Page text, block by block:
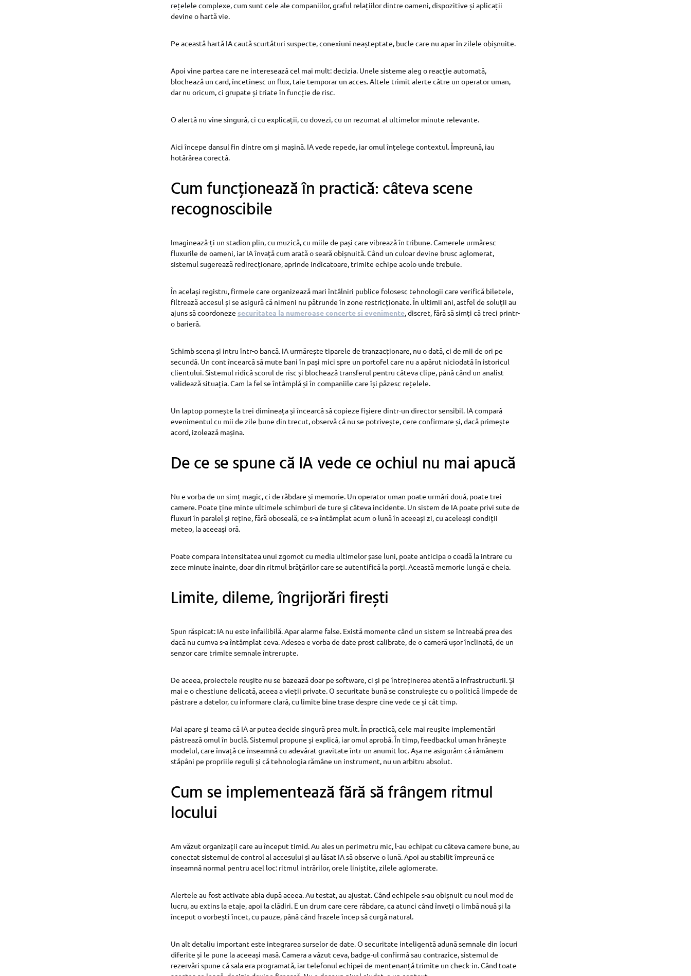
rețelele complexe, cum sunt cele ale companiilor, graful relațiilor dintre oameni, dispozitive și aplicații
devine o hartă vie.
Pe această hartă IA caută scurtături suspecte, conexiuni neașteptate, bucle care nu apar în zilele obișnuite.
Apoi vine partea care ne interesează cel mai mult: decizia. Unele sisteme aleg o reacție automată,
blochează un card, încetinesc un flux, taie temporar un acces. Altele trimit alerte către un operator uman,
dar nu oricum, ci grupate și triate în funcție de risc.
O alertă nu vine singură, ci cu explicații, cu dovezi, cu un rezumat al ultimelor minute relevante.
Aici începe dansul fin dintre om și mașină. IA vede repede, iar omul înțelege contextul. Împreună, iau
hotărârea corectă.
Cum funcționează în practică: câteva scene
recognoscibile
Imaginează-ți un stadion plin, cu muzică, cu miile de pași care vibrează în tribune. Camerele urmăresc
fluxurile de oameni, iar IA învață cum arată o seară obișnuită. Când un culoar devine brusc aglomerat,
sistemul sugerează redirecționare, aprinde indicatoare, trimite echipe acolo unde trebuie.
În același registru, firmele care organizează mari întâlniri publice folosesc tehnologii care verifică biletele,
filtrează accesul și se asigură că nimeni nu pătrunde în zone restricționate. În ultimii ani, astfel de soluții au
ajuns să coordoneze securitatea la numeroase concerte si evenimente, discret, fără să simți că treci printr-
o barieră.
Schimb scena și intru într-o bancă. IA urmărește tiparele de tranzacționare, nu o dată, ci de mii de ori pe
secundă. Un cont încearcă să mute bani în pași mici spre un portofel care nu a apărut niciodată în istoricul
clientului. Sistemul ridică scorul de risc și blochează transferul pentru câteva clipe, până când un analist
validează situația. Cam la fel se întâmplă și în companiile care își păzesc rețelele.
Un laptop pornește la trei dimineața și încearcă să copieze fișiere dintr-un director sensibil. IA compară
evenimentul cu mii de zile bune din trecut, observă că nu se potrivește, cere confirmare și, dacă primește
acord, izolează mașina.
De ce se spune că IA vede ce ochiul nu mai apucă
Nu e vorba de un simț magic, ci de răbdare și memorie. Un operator uman poate urmări două, poate trei
camere. Poate ține minte ultimele schimburi de ture și câteva incidente. Un sistem de IA poate privi sute de
fluxuri în paralel și reține, fără oboseală, ce s-a întâmplat acum o lună în aceeași zi, cu aceleași condiții
meteo, la aceeași oră.
Poate compara intensitatea unui zgomot cu media ultimelor șase luni, poate anticipa o coadă la intrare cu
zece minute înainte, doar din ritmul brățărilor care se autentifică la porți. Această memorie lungă e cheia.
Limite, dileme, îngrijorări firești
Spun răspicat: IA nu este infailibilă. Apar alarme false. Există momente când un sistem se întreabă prea des
dacă nu cumva s-a întâmplat ceva. Adesea e vorba de date prost calibrate, de o cameră ușor înclinată, de un
senzor care trimite semnale întrerupte.
De aceea, proiectele reușite nu se bazează doar pe software, ci și pe întreținerea atentă a infrastructurii. Și
mai e o chestiune delicată, aceea a vieții private. O securitate bună se construiește cu o politică limpede de
păstrare a datelor, cu informare clară, cu limite bine trase despre cine vede ce și cât timp.
Mai apare și teama că IA ar putea decide singură prea mult. În practică, cele mai reușite implementări
păstrează omul în buclă. Sistemul propune și explică, iar omul aprobă. În timp, feedbackul uman hrănește
modelul, care învață ce înseamnă cu adevărat gravitate într-un anumit loc. Așa ne asigurăm că rămânem
stăpâni pe propriile reguli și că tehnologia rămâne un instrument, nu un arbitru absolut.
Cum se implementează fără să frângem ritmul
locului
Am văzut organizații care au început timid. Au ales un perimetru mic, l-au echipat cu câteva camere bune, au
conectat sistemul de control al accesului și au lăsat IA să observe o lună. Apoi au stabilit împreună ce
înseamnă normal pentru acel loc: ritmul intrărilor, orele liniștite, zilele aglomerate.
Alertele au fost activate abia după aceea. Au testat, au ajustat. Când echipele s-au obișnuit cu noul mod de
lucru, au extins la etaje, apoi la clădiri. E un drum care cere răbdare, ca atunci când înveți o limbă nouă și la
început o vorbești încet, cu pauze, până când frazele încep să curgă natural.
Un alt detaliu important este integrarea surselor de date. O securitate inteligentă adună semnale din locuri
diferite și le pune la aceeași masă. Camera a văzut ceva, badge-ul confirmă sau contrazice, sistemul de
rezervări spune că sala era programată, iar telefonul echipei de mentenanță trimite un check-in. Când toate